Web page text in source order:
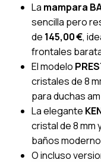
La mampara
sencilla pero
de 145,00 €,
frontales
El modelo
cristales de 8
para duchas
La elegante
cristal de 8
baños
O incluso